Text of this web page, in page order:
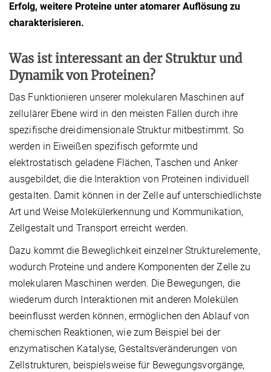
Erfolg, weitere Proteine unter atomarer Auflösung zu
charakterisieren.
Was ist interessant an der Struktur und
Dynamik von Proteinen?
Das Funktionieren unserer molekularen Maschinen auf
zellulärer Ebene wird in den meisten Fällen durch ihre
spezifische dreidimensionale Struktur mitbestimmt. So
werden in Eiweißen spezifisch geformte und
elektrostatisch geladene Flächen, Taschen und Anker
ausgebildet, die die Interaktion von Proteinen individuell
gestalten. Damit können in der Zelle auf unterschiedlichste
Art und Weise Molekülerkennung und Kommunikation,
Zellgestalt und Transport erreicht werden.
Dazu kommt die Beweglichkeit einzelner Strukturelemente,
wodurch Proteine und andere Komponenten der Zelle zu
molekularen Maschinen werden. Die Bewegungen, die
wiederum durch Interaktionen mit anderen Molekülen
beeinflusst werden können, ermöglichen den Ablauf von
chemischen Reaktionen, wie zum Beispiel bei der
enzymatischen Katalyse, Gestaltsveränderungen von
Zellstrukturen, beispielsweise für Bewegungsvorgänge,